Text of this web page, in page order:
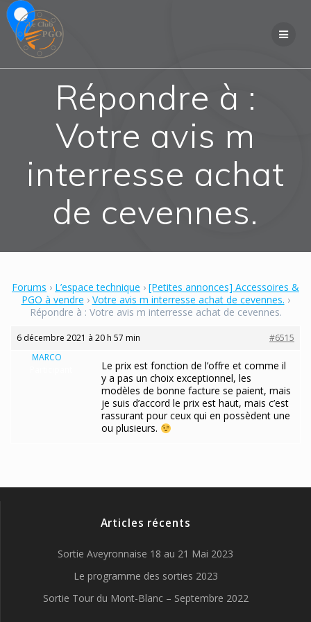
Répondre à :
Votre avis m
interresse achat
de cevennes.
Forums › L’espace technique › [Petites annonces] Accessoires &
PGO à vendre › Votre avis m interresse achat de cevennes. ›
Répondre à : Votre avis m interresse achat de cevennes.
6 décembre 2021 à 20 h 57 min
#6515
MARCO
Le prix est fonction de l’offre et comme il
y a pas un choix exceptionnel, les
modèles de bonne facture se paient, mais
je suis d’accord le prix est haut, mais c’est
rassurant pour ceux qui en possèdent une
ou plusieurs.
Articles récents
Sortie Aveyronnaise 18 au 21 Mai 2023
Le programme des sorties 2023
Sortie Tour du Mont-Blanc – Septembre 2022